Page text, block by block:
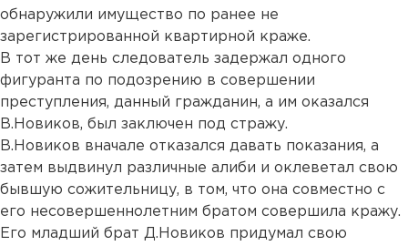
обнаружили имущество по ранее не
зарегистрированной квартирной краже.
В тот же день следователь задержал одного
фигуранта по подозрению в совершении
преступления, данный гражданин, а им оказался
В.Новиков, был заключен под стражу.
В.Новиков вначале отказался давать показания, а
затем выдвинул различные алиби и оклеветал свою
бывшую сожительницу, в том, что она совместно с
его несовершеннолетним братом совершила кражу.
Его младший брат Д.Новиков придумал свою